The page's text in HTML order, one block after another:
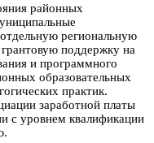
районных
региональную
поддержку на
и программного
образовательных
практик.
заработной платы
с уровнем квалификации